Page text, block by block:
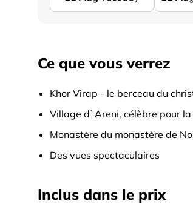
Ce que vous verrez
Khor Virap - le berceau du
Village d`Areni, célèbre pour
Monastère du monastère de
Des vues spectaculaires
Inclus dans le prix